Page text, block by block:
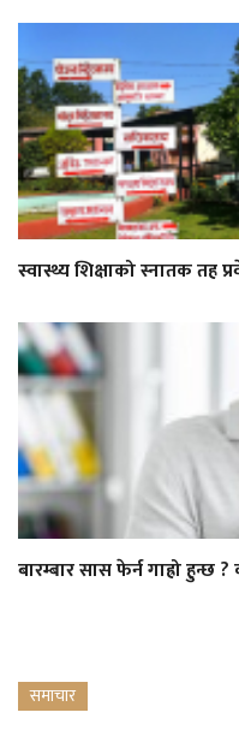
स्वास्थ्य शिक्षाको स्नातक तह
बारम्बार सास फेर्न गाह्रो हुन्छ
समाचार